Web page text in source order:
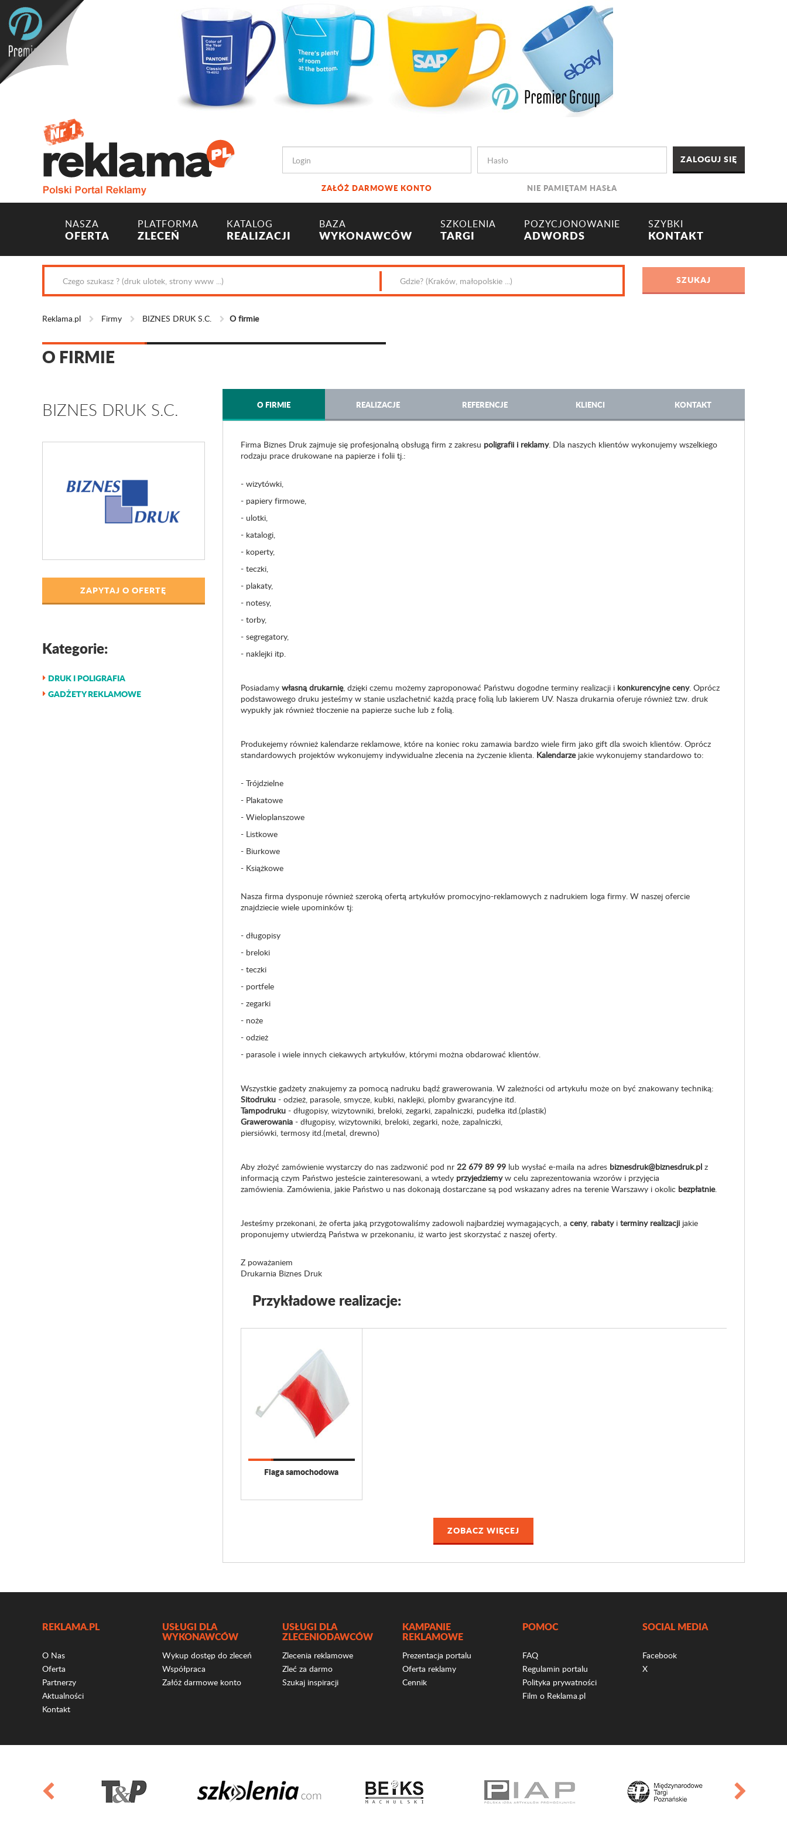
ZAŁÓŻ DARMOWE KONTO NIE PAMIĘTAM HASŁA
NASZA
OFERTA
PLATFORMA
ZLECEŃ
KATALOG
REALIZACJI
BAZA
WYKONAWCÓW
SZKOLENIA
TARGI
POZYCJONOWANIE
ADWORDS
SZYBKI
KONTAKT
Reklama.pl Firmy BIZNES DRUK S.C. O firmie
O FIRMIE
BIZNES DRUK S.C.
ZAPYTAJ O OFERTĘ
Kategorie:
DRUK I POLIGRAFIA
GADŻETY REKLAMOWE
O FIRMIE REALIZACJE REFERENCJE KLIENCI KONTAKT
Firma Biznes Druk zajmuje się profesjonalną obsługą firm z zakresu poligrafii i reklamy. Dla naszych klientów wykonujemy wszelkiego
rodzaju prace drukowane na papierze i folii tj.:
- wizytówki,
- papiery firmowe,
- ulotki,
- katalogi,
- koperty,
- teczki,
- plakaty,
- notesy,
- torby,
- segregatory,
- naklejki itp.
Posiadamy własną drukarnię, dzięki czemu możemy zaproponować Państwu dogodne terminy realizacji i konkurencyjne ceny. Oprócz
podstawowego druku jesteśmy w stanie uszlachetnić każdą pracę folią lub lakierem UV. Nasza drukarnia oferuje również tzw. druk
wypukły jak również tłoczenie na papierze suche lub z folią.
Produkejemy również kalendarze reklamowe, które na koniec roku zamawia bardzo wiele firm jako gift dla swoich klientów. Oprócz
standardowych projektów wykonujemy indywidualne zlecenia na życzenie klienta. Kalendarze jakie wykonujemy standardowo to:
- Trójdzielne
- Plakatowe
- Wieloplanszowe
- Listkowe
- Biurkowe
- Książkowe
Nasza firma dysponuje również szeroką ofertą artykułów promocyjno-reklamowych z nadrukiem loga firmy. W naszej ofercie
znajdziecie wiele upominków tj:
- długopisy
- breloki
- teczki
- portfele
- zegarki
- noże
- odzież
- parasole i wiele innych ciekawych artykułów, którymi można obdarować klientów.
Wszystkie gadżety znakujemy za pomocą nadruku bądź grawerowania. W zależności od artykułu może on być znakowany techniką:
Sitodruku- odzież, parasole, smycze, kubki, naklejki, plomby gwarancyjne itd.
Tampodruku- długopisy, wizytowniki, breloki, zegarki, zapalniczki, pudełka itd.(plastik)
Grawerowania- długopisy, wizytowniki, breloki, zegarki, noże, zapalniczki,
piersiówki, termosy itd.(metal, drewno)
Aby złożyć zamówienie wystarczy do nas zadzwonić pod nr 22 679 89 99lub wysłać e-maila na adres biznesdruk@biznesdruk.pl z
informacją czym Państwo jesteście zainteresowani, a wtedy przyjedziemyw celu zaprezentowania wzorów i przyjęcia
zamówienia. Zamówienia, jakie Państwo u nas dokonają dostarczane są pod wskazany adres na terenie Warszawy i okolic bezpłatnie.
Jesteśmy przekonani, że oferta jaką przygotowaliśmy zadowoli najbardziej wymagających, a ceny, rabatyi terminy realizacjijakie
proponujemy utwierdzą Państwa w przekonaniu, iż warto jest skorzystać z naszej oferty.
Z poważaniem
Drukarnia Biznes Druk
Przykładowe realizacje:
Flaga samochodowa
ZOBACZ WIĘCEJ
REKLAMA.PL
O Nas
Oferta
Partnerzy
Aktualności
Kontakt
USŁUGI DLA
WYKONAWCÓW
Wykup dostęp do zleceń
Współpraca
Załóż darmowe konto
USŁUGI DLA
ZLECENIODAWCÓW
Zlecenia reklamowe
Zleć za darmo
Szukaj inspiracji
KAMPANIE
REKLAMOWE
Prezentacja portalu
Oferta reklamy
Cennik
POMOC
FAQ
Regulamin portalu
Polityka prywatności
Film o Reklama.pl
SOCIAL MEDIA
Facebook
X